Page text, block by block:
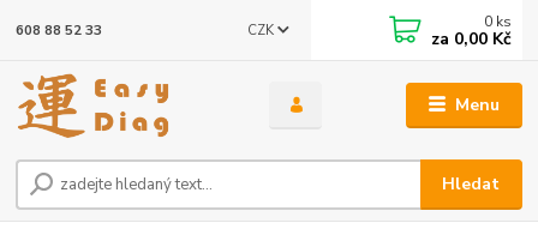
Menu
CZK
Hledat
608 88 52 33 0 ks
za 0,00 Kč